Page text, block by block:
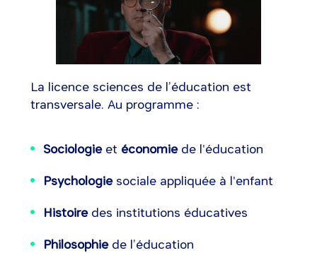
La licence sciences de l’éducation est
transversale. Au programme :
Sociologieet économiede l'éducation
Psychologie sociale appliquée à l'enfant
Histoiredes institutions éducatives
Philosophiede l’éducation